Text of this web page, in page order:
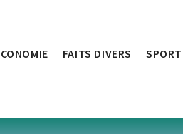
FAITS DIVERS SPORT